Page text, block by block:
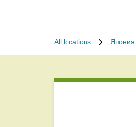
All locations Япония